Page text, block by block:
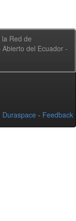
Red de
del Ecuador -
Duraspace - Feedback